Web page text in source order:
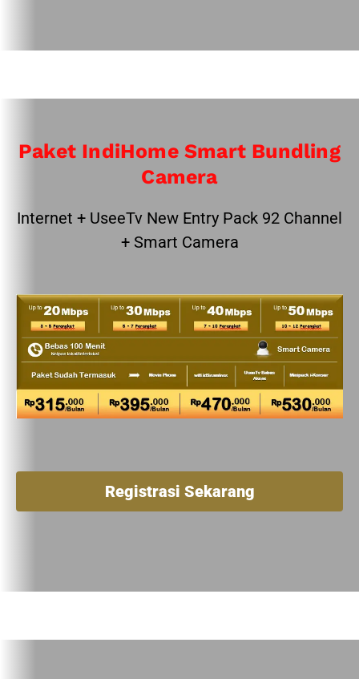
Paket IndiHome Smart Bundling
Camera
Internet + UseeTv New Entry Pack 92 Channel
+ Smart Camera
Registrasi Sekarang